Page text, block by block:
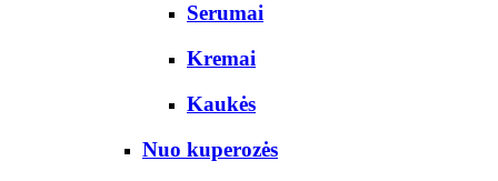
Serumai
Kremai
Kaukės
Nuo kuperozės